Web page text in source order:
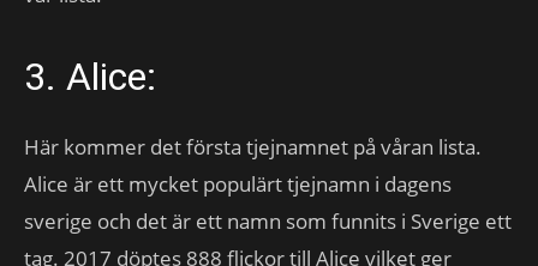
3. Alice:
Här kommer det första tjejnamnet på våran lista.
Alice är ett mycket populärt tjejnamn i dagens
sverige och det är ett namn som funnits i Sverige ett
tag. 2017 döptes 888 flickor till Alice vilket ger